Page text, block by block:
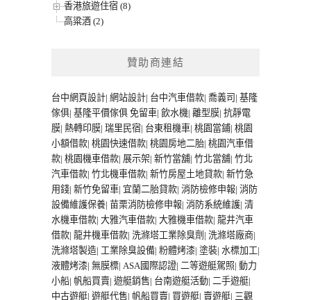
香港旅遊住宿 (8)
高粱酒 (2)
贊助商連結
台中網頁設計| 網站設計| 台中汽車借款| 喬義司 | 基隆
傢俱| 基隆平價傢俱 免留車| 飲水機| 離型膜| 抗靜電
膜| 熱轉印膜| 瑞里民宿| 台東租機車| 桃園當鋪| 桃園
小額借款| 桃園快速借款| 桃園房地二胎| 桃園汽車借
款| 桃園機車借款| 展示架| 新竹當舖| 竹北當舖| 竹北
汽車借款| 竹北機車借款| 新竹房屋土地貸款| 新竹急
用錢| 新竹免留車| 宜蘭二胎貸款| 消防檢修申報| 消防
設備維護保養| 苗栗消防檢修申報| 消防系統維護| 清
水機車借款| 大雅汽車借款| 大雅機車借款| 龍井汽車
借款| 龍井機車借款| 洗滌塔工業除臭劑 | 洗滌塔廠商|
洗滌塔製造| 工業除臭設備| 粉體烤漆| 塗裝| 水標加工|
液體烤漆| 無膜標| ASA國際認證| 二等遊艇駕照| 動力
小船| 帆船買賣| 遊艇銷售| 台南遊艇活動| 二手遊艇|
中古遊艇| 遊艇代售| 帆船買賣| 買遊艇| 賣遊艇| 三觀